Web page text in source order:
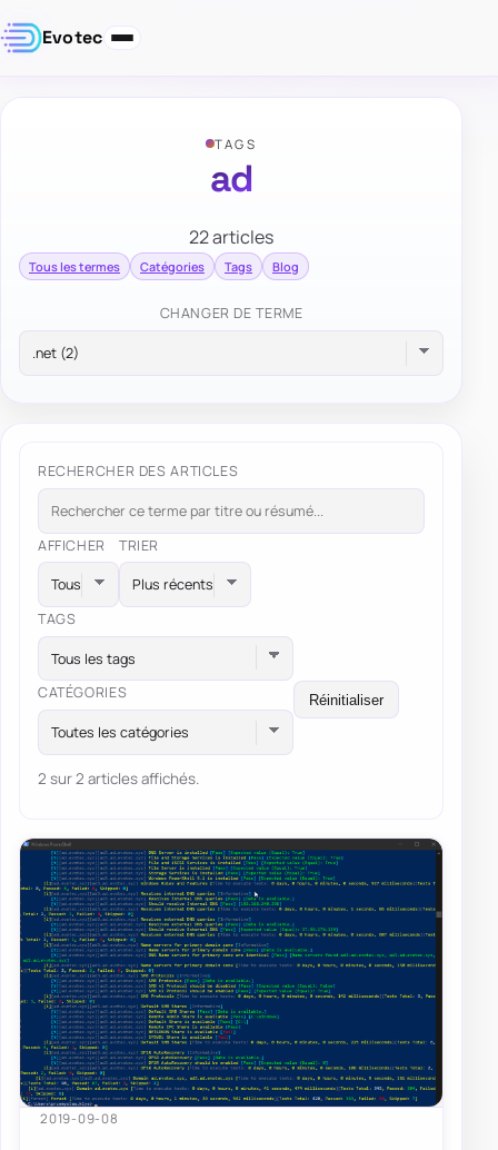
Evotec
TAGS
ad
22 articles
Tous les termes Catégories Tags Blog
CHANGER DE TERME
RECHERCHER DES ARTICLES
AFFICHER TRIER
TAGS
Tous les tags
CATÉGORIES
Toutes les catégories
Réinitialiser
2 sur 2 articles affichés.
2019-09-08